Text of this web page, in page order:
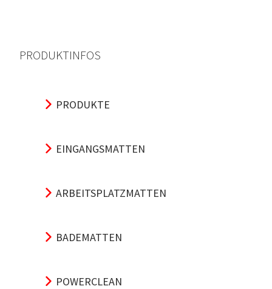
PRODUKTINFOS
PRODUKTE
EINGANGSMATTEN
ARBEITSPLATZMATTEN
BADEMATTEN
POWERCLEAN